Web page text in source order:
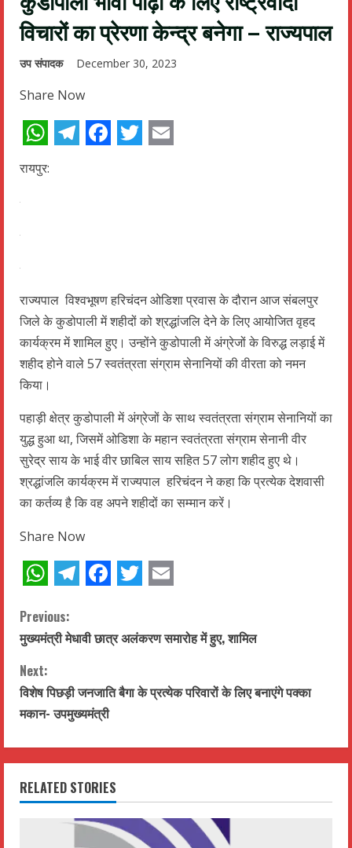
विचारों का प्रेरणा केन्द्र बनेगा – राज्यपाल
उप संपादक December 30, 2023
Share Now
WhatsApp
रायपुर:
राज्यपाल विश्वभूषण हरिचंदन ओडिशा प्रवास के दौरान आज संबलपुर
जिले के कुडोपाली में शहीदों को श्रद्धांजलि देने के लिए आयोजित वृहद
कार्यक्रम में शामिल हुए। उन्होंने कुडोपाली में अंग्रेजों के विरुद्ध लड़ाई में
शहीद होने वाले 57 स्वतंत्रता संग्राम सेनानियों की वीरता को नमन
किया।
पहाड़ी क्षेत्र कुडोपाली में अंग्रेजों के साथ स्वतंत्रता संग्राम सेनानियों का
युद्ध हुआ था, जिसमें ओडिशा के महान स्वतंत्रता संग्राम सेनानी वीर
सुरेद्र साय के भाई वीर छाबिल साय सहित 57 लोग शहीद हुए थे।
श्रद्धांजलि कार्यक्रम में राज्यपाल हरिचंदन ने कहा कि प्रत्येक देशवासी
का कर्तव्य है कि वह अपने शहीदों का सम्मान करें।
Share Now
C
o
n
t
i
n
Previous:
मुख्यमंत्री मेधावी छात्र अलंकरण समारोह में हुए, शामिल
Next:
विशेष पिछड़ी जनजाति बैगा के प्रत्येक परिवारों के लिए बनाएंगे पक्का
मकान- उपमुख्यमंत्री
RELATED STORIES